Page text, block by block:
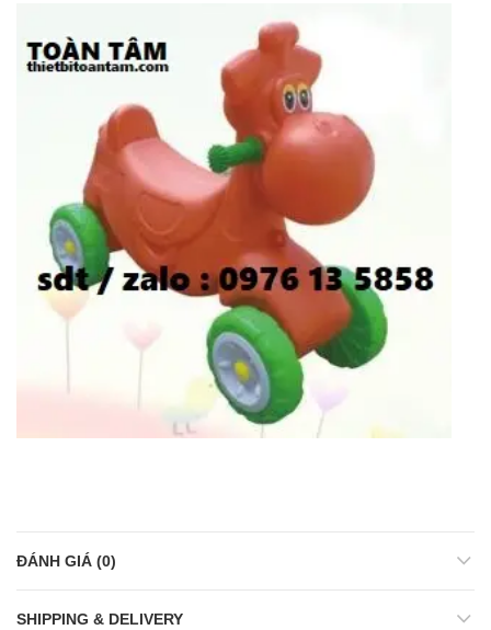
ĐÁNH GIÁ (0)
SHIPPING & DELIVERY